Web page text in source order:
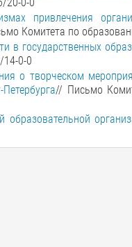
привлечения
Комитета по
в государственных
0-0
о творческом
// Письмо
образовательной